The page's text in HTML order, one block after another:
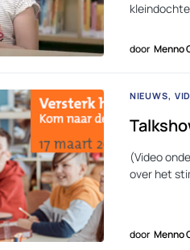
door Menno
NIEUWS
(Video
over het
door Menno